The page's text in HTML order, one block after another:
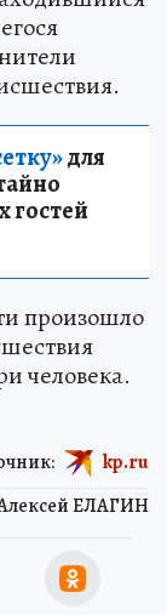
для
гостей
произошло
человека.
ЕЛАГИН
kp.ru